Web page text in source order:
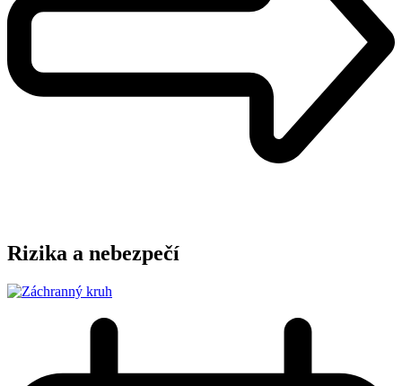
Rizika a nebezpečí